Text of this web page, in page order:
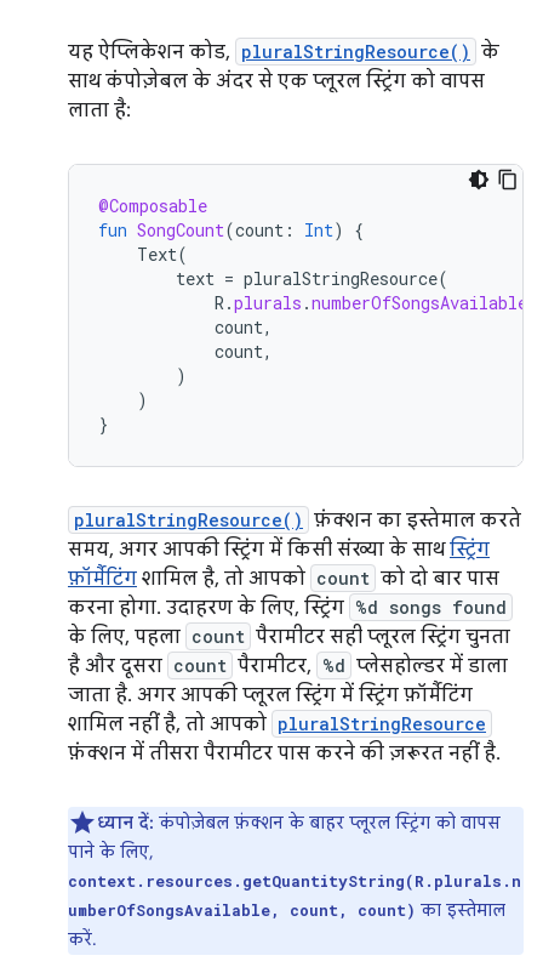
यह ऐप्लिकेशन कोड, pluralStringResource() के
साथ कंपोज़ेबल के अंदर से एक प्लूरल स्ट्रिंग को वापस
लाता है:
@Composable
fun SongCount(count : Int)
{
Text(
text = pluralStringResource(
R .plurals .numberOfSongsAvailable
count,
count,
)
)
}
pluralStringResource() फ़ंक्शन का इस्तेमाल करते
समय, अगर आपकी स्ट्रिंग में किसी संख्या के साथस्ट्रिंग
फ़ॉर्मैटिंग शामिल है, तो आपको count को दो बार पास
करना होगा. उदाहरण के लिए, स्ट्रिंग %d songs found
के लिए, पहला count पैरामीटर सही प्लूरल स्ट्रिंग चुनता
है और दूसरा count पैरामीटर, %d प्लेसहोल्डर में डाला
जाता है. अगर आपकी प्लूरल स्ट्रिंग में स्ट्रिंग फ़ॉर्मैटिंग
शामिल नहीं है, तो आपको pluralStringResource
फ़ंक्शन में तीसरा पैरामीटर पास करने की ज़रूरत नहीं है.
ध्यान दें: कंपोज़ेबल फ़ंक्शन के बाहर प्लूरल स्ट्रिंग को वापस
पाने के लिए,
context.resources.getQuantityString(R.plurals.n
umberOfSongsAvailable, count, count) का इस्तेमाल
करें.